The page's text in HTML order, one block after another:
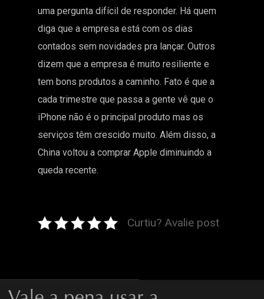
uma pergunta difícil de responder. Há quem
diga que a empresa está com os dias
contados sem novidades pra lançar. Outros
dizem que a empresa é muito resiliente e
tem bons produtos a caminho. Fato é que a
cada trimestre que passa a gente vê que o
iPhone não é o principal produto mas os
serviços têm crescido muito. Além disso, a
China voltou a comprar Apple diminuindo a
queda recente.
Curtiu? Avalie post